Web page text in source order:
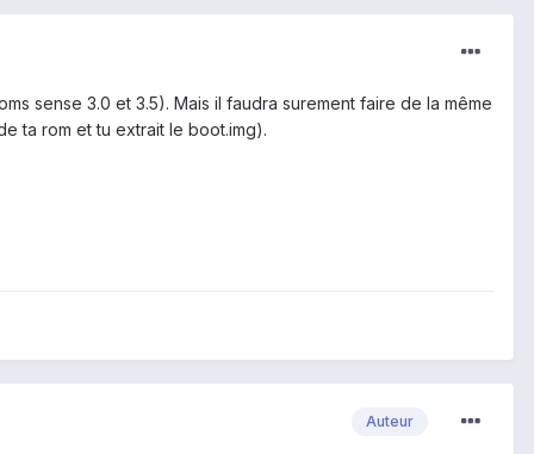
sense 3.0 et 3.5). Mais il faudra surement faire de la même
ta rom et tu extrait le boot.img).
Auteur